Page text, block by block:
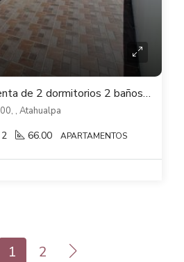
Casa de altos en venta de 2 dormitorios 2 baños y cochera en Atahualpa
, Atahualpa
2 66.00 APARTAMENTOS
1 2